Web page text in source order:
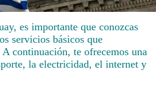
es importante que conozcas
servicios básicos que
A continuación, te ofrecemos una
la electricidad, el internet y